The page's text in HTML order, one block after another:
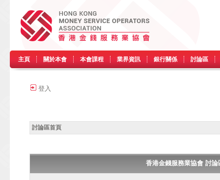
主頁 關於本會 本會課程 業界資訊 銀行關係 討論區
登入
討論區首頁
香港金錢服務業協會 討